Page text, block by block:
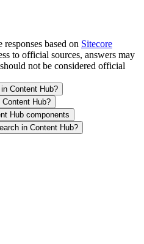
based on Sitecore
to official sources, answers may
not be considered official
Content Hub?
Hub?
Hub components
in Content Hub?